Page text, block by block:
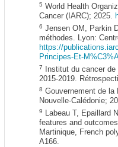
5 World Health
Cancer (IARC); 2025.
6 Jensen OM, Parkin
méthodes. Lyon:
https://
Principes-Et-
7
Institut du cancer
2015-2019.
8 Gouvernement de la
Nouvelle-Calédonie;
9
Labeau T, Epaillard
features and
Martinique, French
A166.